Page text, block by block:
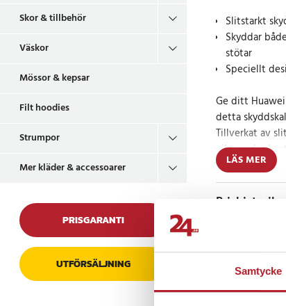
Samtycke
Skor & tillbehör
Väskor
Mössor & kepsar
Filt hoodies
Strumpor
Mer kläder & accessoarer
PRISGARANTI
UTFÖRSÄLJNING
Slitstarkt
Skyddar
stötar
Speciellt
Ge ditt
detta
Tillverkat av
vikt med
vardagsslitage.
pekskärmens
en sömlös
Detta
att skada din
klocka förblir
LÄS MER
Prishistorik
Recensioner